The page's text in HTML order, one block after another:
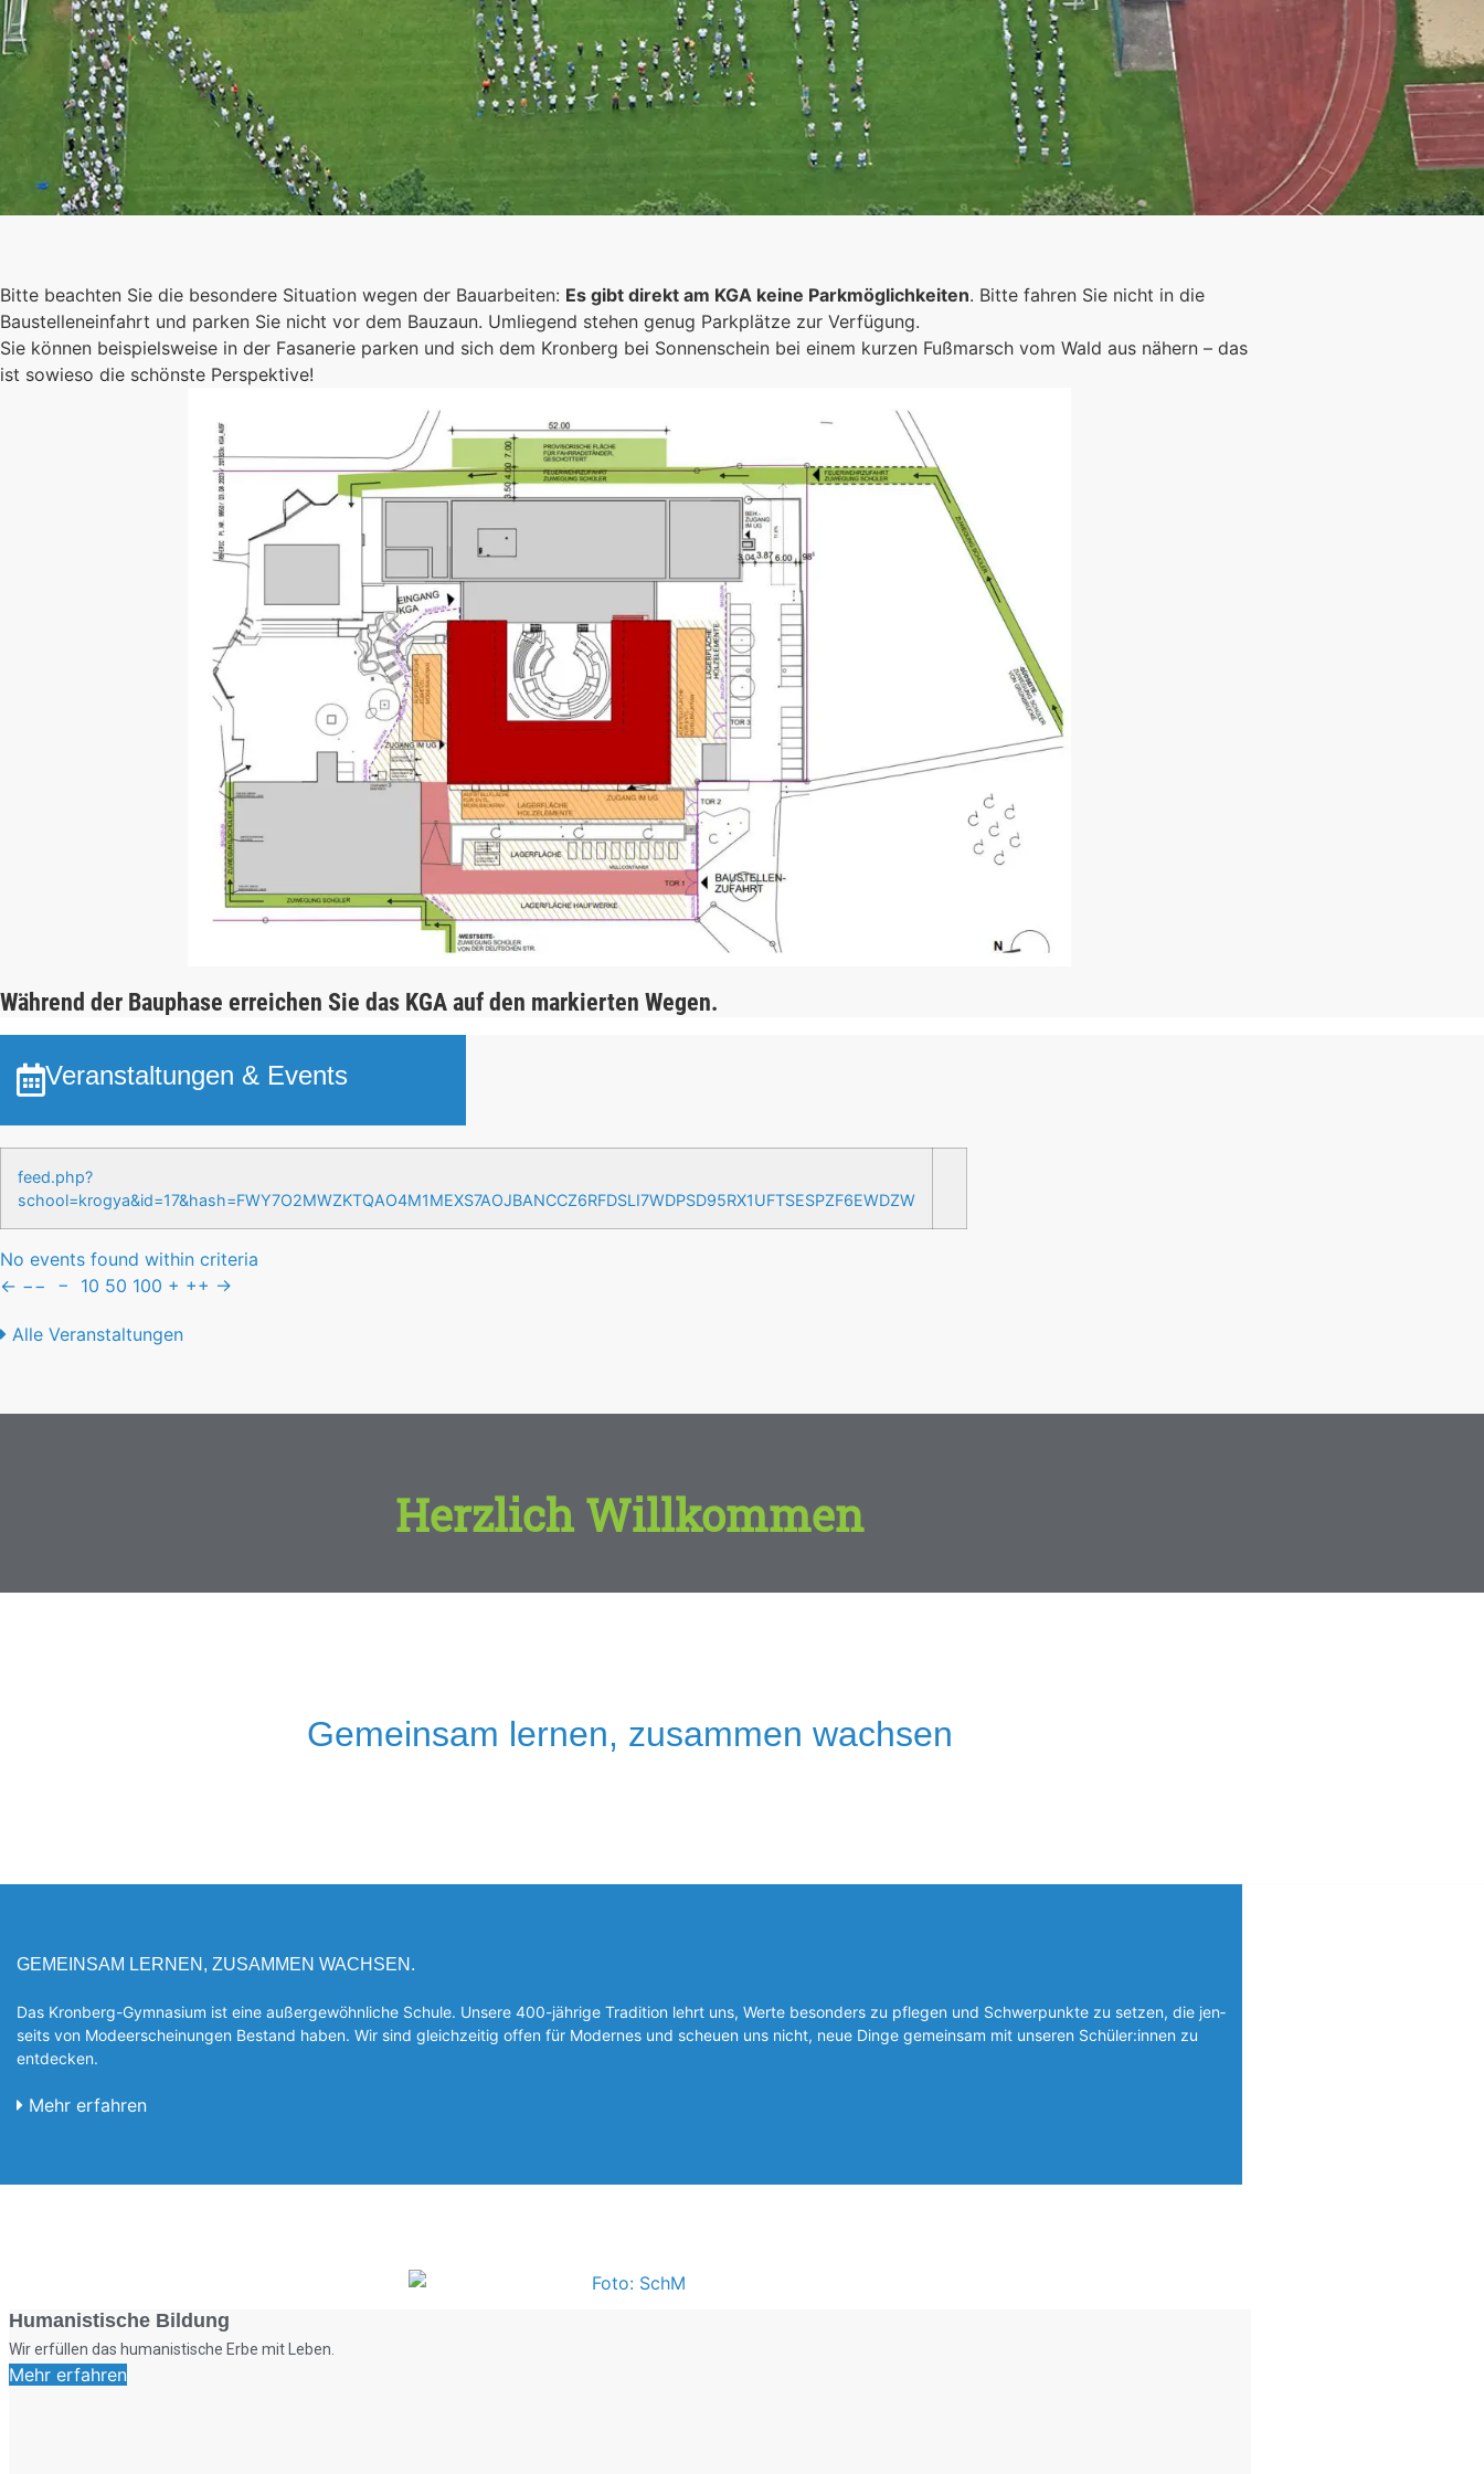
Es kommt auf jeden
Einzelnen an, zusammen
sind wir eine starke
Gemeinschaft.
Mehr erfahren
Bitte beachten Sie die besondere Situation wegen der Bauarbeiten: Es gibt direkt am KGA keine Parkmöglichkeiten. Bitte fahren Sie nicht in die
Baustelleneinfahrt und parken Sie nicht vor dem Bauzaun. Umliegend stehen genug Parkplätze zur Verfügung.
Sie können beispielsweise in der Fasanerie parken und sich dem Kronberg bei Sonnenschein bei einem kurzen Fußmarsch vom Wald aus nähern – das
ist sowieso die schönste Perspektive!
Während der Bauphase erreichen Sie das KGA auf den markierten Wegen.
Veranstaltungen & Events
feed.php?
school=krogya&id=17&hash=FWY7O2MWZKTQAO4M1MEXS7AOJBANCCZ6RFDSLI7WDPSD95RX1UFTSESPZF6EWDZW
No events found within criteria
← −− − 10 50 100 + ++ →
Alle Veranstaltungen
Herzlich Willkommen
Gemeinsam lernen, zusammen wachsen
GEMEINSAM LERNEN, ZUSAMMEN WACHSEN.
Das Kronberg-Gymnasium ist eine außergewöhnliche Schule. Unsere 400-jährige Tradition lehrt uns, Werte besonders zu pflegen und Schwerpunkte zu setzen, die jen­
seits von Modeerscheinungen Be­stand haben. Wir sind gleichzeitig offen für Modernes und scheuen uns nicht, neue Dinge gemeinsam mit unseren Schüler:innen zu
entde­cken.
Mehr erfahren
Humanistische Bildung
Wir erfüllen das humanistische Erbe mit Leben.
Mehr erfahren